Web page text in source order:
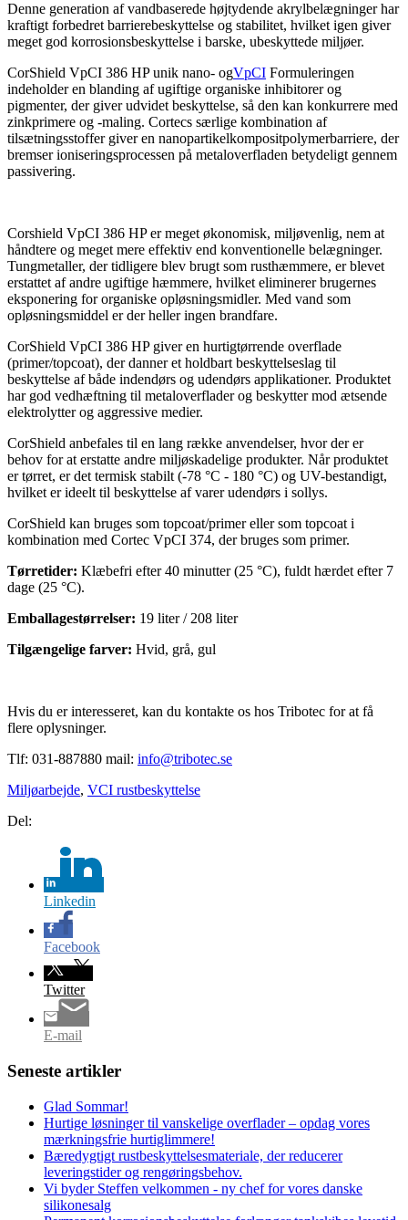
Denne generation af vandbaserede højtydende akrylbelægninger har
kraftigt forbedret barrierebeskyttelse og stabilitet, hvilket igen giver
meget god korrosionsbeskyttelse i barske, ubeskyttede miljøer.
CorShield VpCI 386 HP unik nano- ogVpCI Formuleringen
indeholder en blanding af ugiftige organiske inhibitorer og
pigmenter, der giver udvidet beskyttelse, så den kan konkurrere med
zinkprimere og -maling. Cortecs særlige kombination af
tilsætningsstoffer giver en nanopartikelkompositpolymerbarriere, der
bremser ioniseringsprocessen på metaloverfladen betydeligt gennem
passivering.
Corshield VpCI 386 HP er meget økonomisk, miljøvenlig, nem at
håndtere og meget mere effektiv end konventionelle belægninger.
Tungmetaller, der tidligere blev brugt som rusthæmmere, er blevet
erstattet af andre ugiftige hæmmere, hvilket eliminerer brugernes
eksponering for organiske opløsningsmidler. Med vand som
opløsningsmiddel er der heller ingen brandfare.
CorShield VpCI 386 HP giver en hurtigtørrende overflade
(primer/topcoat), der danner et holdbart beskyttelseslag til
beskyttelse af både indendørs og udendørs applikationer. Produktet
har god vedhæftning til metaloverflader og beskytter mod ætsende
elektrolytter og aggressive medier.
CorShield anbefales til en lang række anvendelser, hvor der er
behov for at erstatte andre miljøskadelige produkter. Når produktet
er tørret, er det termisk stabilt (-78 °C - 180 °C) og UV-bestandigt,
hvilket er ideelt til beskyttelse af varer udendørs i sollys.
CorShield kan bruges som topcoat/primer eller som topcoat i
kombination med Cortec VpCI 374, der bruges som primer.
Tørretider: Klæbefri efter 40 minutter (25 °C), fuldt hærdet efter 7
dage (25 °C).
Emballagestørrelser: 19 liter / 208 liter
Tilgængelige farver: Hvid, grå, gul
Hvis du er interesseret, kan du kontakte os hos Tribotec for at få
flere oplysninger.
Tlf: 031-887880 mail: info@tribotec.se
Miljøarbejde, VCI rustbeskyttelse
Del:
Linkedin
Facebook
Twitter
E-mail
Seneste artikler
Glad Sommar!
Hurtige løsninger til vanskelige overflader – opdag vores
mærkningsfrie hurtiglimmere!
Bæredygtigt rustbeskyttelsesmateriale, der reducerer
leveringstider og rengøringsbehov.
Vi byder Steffen velkommen - ny chef for vores danske
silikonesalg